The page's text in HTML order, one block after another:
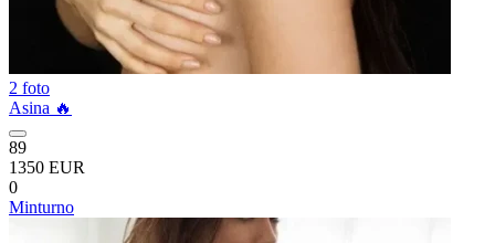
2 foto
Asina 🔥
89
1350 EUR
0
Minturno